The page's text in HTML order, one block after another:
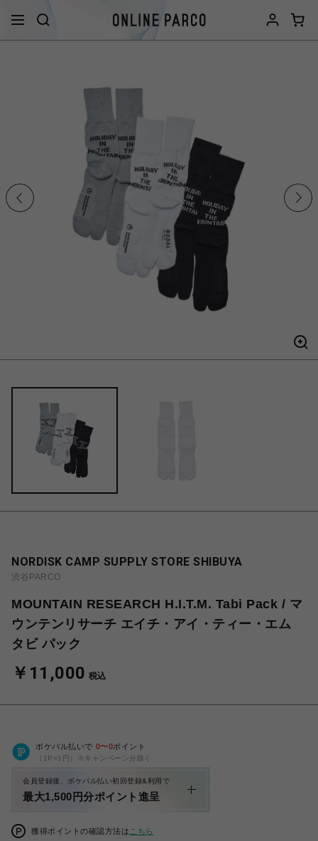
NORDISK CAMP SUPPLY STORE SHIBUYA
渋谷PARCO
MOUNTAIN RESEARCH H.I.T.M. Tabi Pack / マ
ウンテンリサーチ エイチ・アイ・ティー・エム
タビ パック
￥11,000 税込
ポケパル払いで 0〜0ポイント
（1P=1円）※キャンペーン分除く
会員登録後、ポケパル払い初回登録&利用で
最大1,500円分ポイント進呈
獲得ポイントの確認方法は こちら